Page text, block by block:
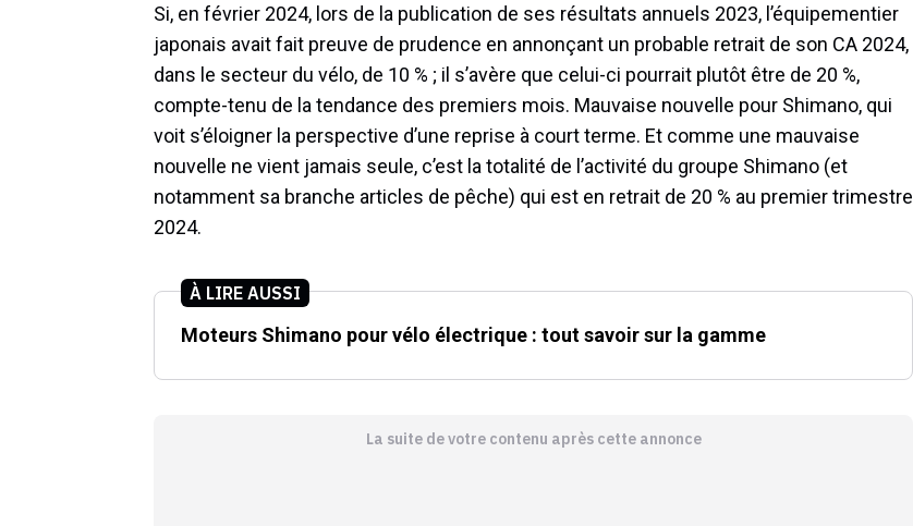
Si, en février 2024, lors de la publication de ses résultats annuels 2023, l’équipementier
japonais avait fait preuve de prudence en annonçant un probable retrait de son CA 2024,
dans le secteur du vélo, de 10 % ; il s’avère que celui-ci pourrait plutôt être de 20 %,
compte-tenu de la tendance des premiers mois. Mauvaise nouvelle pour Shimano, qui
voit s’éloigner la perspective d’une reprise à court terme. Et comme une mauvaise
nouvelle ne vient jamais seule, c’est la totalité de l’activité du groupe Shimano (et
notamment sa branche articles de pêche) qui est en retrait de 20 % au premier trimestre
2024.
À LIRE AUSSI
Moteurs Shimano pour vélo électrique : tout savoir sur la gamme
La suite de votre contenu après cette annonce